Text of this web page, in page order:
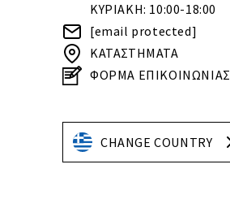
ΚΥΡΙΑΚΗ: 10:00-18:00
[email protected]
ΚΑΤΑΣΤΗΜΑΤΑ
ΦΟΡΜΑ ΕΠΙΚΟΙΝΩΝΙΑΣ
CHANGE COUNTRY